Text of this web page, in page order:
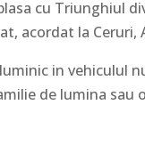
cu Triunghiul
acordat la Ceruri,
in vehiculul
de lumina sau